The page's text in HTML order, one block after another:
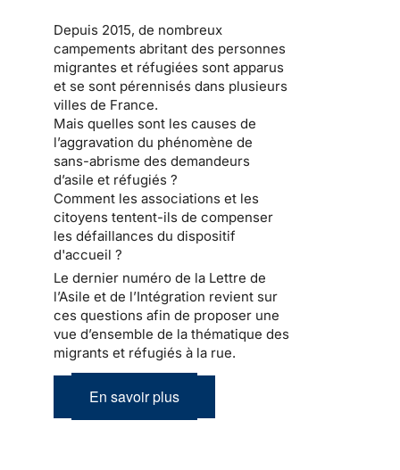
Depuis 2015, de nombreux
campements abritant des personnes
migrantes et réfugiées sont apparus
et se sont pérennisés dans plusieurs
villes de France.
Mais quelles sont les causes de
l’aggravation du phénomène de
sans-abrisme des demandeurs
d’asile et réfugiés ?
Comment les associations et les
citoyens tentent-ils de compenser
les défaillances du dispositif
d'accueil ?
Le dernier numéro de la Lettre de
l’Asile et de l’Intégration revient sur
ces questions afin de proposer une
vue d’ensemble de la thématique des
migrants et réfugiés à la rue.
En savoir plus